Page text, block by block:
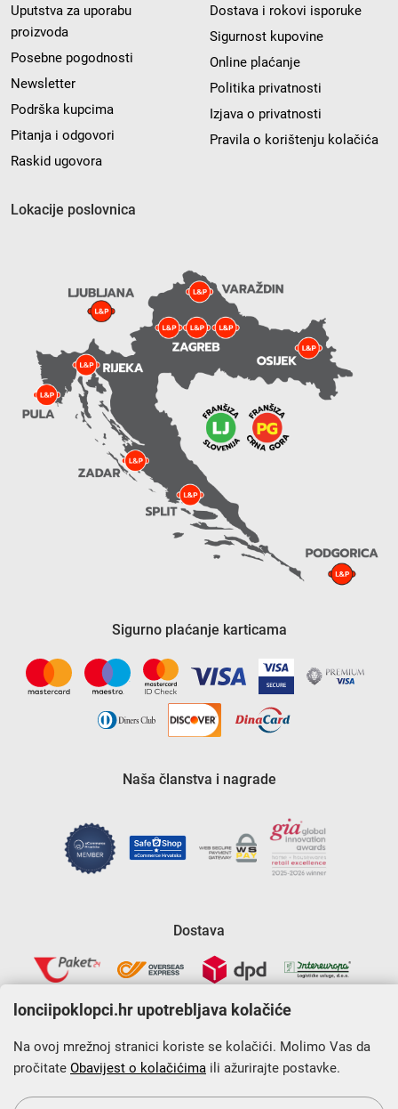
Uputstva za uporabu
proizvoda
Posebne pogodnosti
Newsletter
Podrška kupcima
Pitanja i odgovori
Raskid ugovora
Dostava i rokovi isporuke
Sigurnost kupovine
Online plaćanje
Politika privatnosti
Izjava o privatnosti
Pravila o korištenju kolačića
Lokacije poslovnica
Sigurno plaćanje karticama
Naša članstva i nagrade
Dostava
Krajnji primatelj financijskog instrumenta sufinanciranog iz
Europskog fonda za regionalni razvoj u sklopu Operativnog
lonciipoklopci.hr upotrebljava kolačiće
Na ovoj mrežnoj stranici koriste se kolačići. Molimo Vas da
pročitate Obavijest o kolačićima ili ažurirajte postavke.